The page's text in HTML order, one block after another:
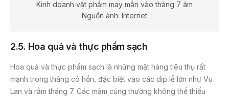
Kinh doanh vật phẩm may mắn vào tháng 7 âm
Nguồn ảnh: Internet
2.5. Hoa quả và thực phẩm sạch
Hoa quả và thực phẩm sạch là những mặt hàng tiêu thụ rất
mạnh trong tháng cô hồn, đặc biệt vào các dịp lễ lớn như Vu
Lan và rằm tháng 7. Các mâm cúng thường không thể thiếu